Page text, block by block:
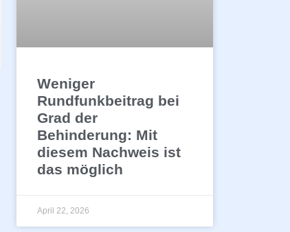
Weniger
Rundfunkbeitrag bei
Grad der
Behinderung: Mit
diesem Nachweis ist
das möglich
April 22, 2026